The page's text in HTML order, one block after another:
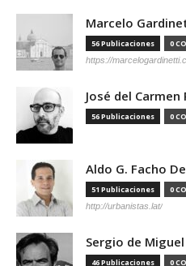
Marcelo
56 Publicaciones 0
https://
José del
56 Publicaciones 0
Aldo G. Facho
51 Publicaciones 0
http://urbanistas.lat/
Sergio de
46 Publicaciones 0